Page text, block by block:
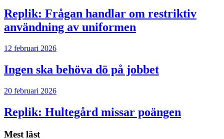
Replik: Frågan handlar om restriktiv
användning av uniformen
12 februari 2026
Ingen ska behöva dö på jobbet
20 februari 2026
Replik: Hultegård missar poängen
Mest läst